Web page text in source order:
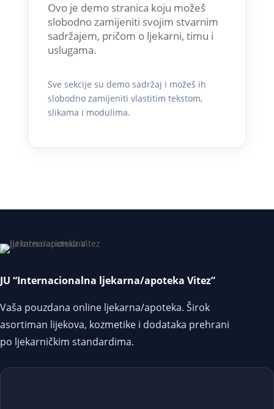
Ovo je demo stranica koju možeš
slobodno zamijeniti svojim stvarnim
sadržajem, pričom o ljekarni, timu i
uslugama.
Sve sekcije su demo sadržaj i možeš ih
slobodno zamijeniti vlastitim tekstom,
slikama i modulima.
JU “Internacionalna ljekarna/apoteka Vitez”
Vaša pouzdana online ljekarna/apoteka. Širok
asortiman lijekova, kozmetike i dodataka prehrani
po ljekarničkim standardima.